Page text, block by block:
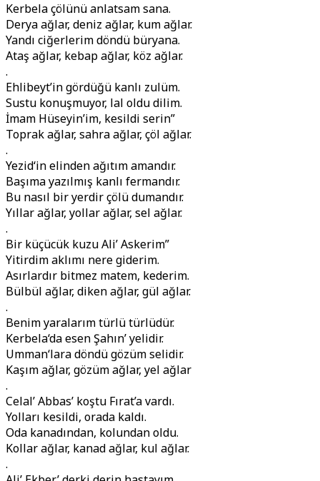
Kerbela çölünü anlatsam sana.
Derya ağlar, deniz ağlar, kum ağlar.
Yandı ciğerlerim döndü büryana.
Ataş ağlar, kebap ağlar, köz ağlar.
.
Ehlibeyt’in gördüğü kanlı zulüm.
Sustu konuşmuyor, lal oldu dilim.
İmam Hüseyin’im, kesildi serin”
Toprak ağlar, sahra ağlar, çöl ağlar.
.
Yezid‘in elinden ağıtım amandır.
Başıma yazılmış kanlı fermandır.
Bu nasıl bir yerdir çölü dumandır.
Yıllar ağlar, yollar ağlar, sel ağlar.
.
Bir küçücük kuzu Ali’ Askerim”
Yitirdim aklımı nere giderim.
Asırlardır bitmez matem, kederim.
Bülbül ağlar, diken ağlar, gül ağlar.
.
Benim yaralarım türlü türlüdür.
Kerbela‘da esen Şahın’ yelidir.
Umman‘lara döndü gözüm selidir.
Kaşım ağlar, gözüm ağlar, yel ağlar
.
Celal’ Abbas’ koştu Fırat’a vardı.
Yolları kesildi, orada kaldı.
Oda kanadından, kolundan oldu.
Kollar ağlar, kanad ağlar, kul ağlar.
.